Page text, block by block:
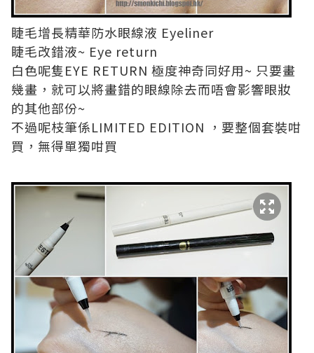
睫毛增長精華防水眼線液 Eyeliner
睫毛改錯液~ Eye return
白色呢隻EYE RETURN 極度神奇同好用~ 只要畫
幾畫，就可以將畫錯的眼線除去而唔會影響眼妝
的其他部份~
不過呢枝筆係LIMITED EDITION ，要整個套裝咁
買，無得單獨咁買